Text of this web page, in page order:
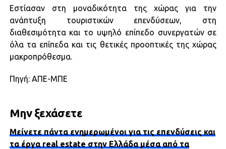
Εστίασαν στη μοναδικότητα της χώρας για την
ανάπτυξη τουριστικών επενδύσεων, στη
διαθεσιμότητα και το υψηλό επίπεδο συνεργατών σε
όλα τα επίπεδα και τις θετικές προοπτικές της χώρας
μακροπρόθεσμα.
Πηγή: ΑΠΕ-ΜΠΕ
Μην ξεχάσετε
Μείνετε πάντα ενημερωμένοι για τις επενδύσεις και
τα έργα real estate στην Ελλάδα μέσα από τα